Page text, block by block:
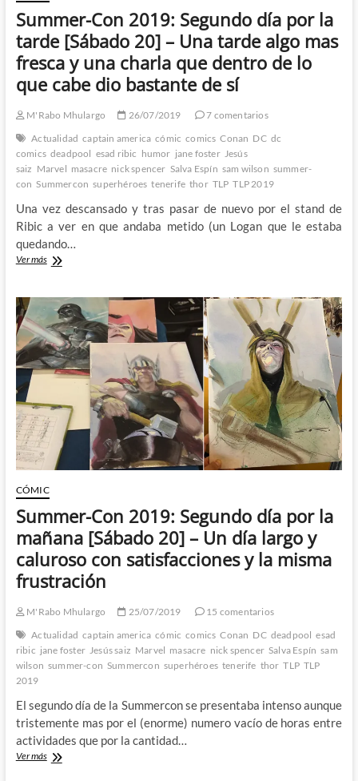
Summer-Con 2019: Segundo día por la
tarde [Sábado 20] – Una tarde algo mas
fresca y una charla que dentro de lo
que cabe dio bastante de sí
M'Rabo Mhulargo 26/07/2019
7 comentarios
Actualidad captain america cómic comics Conan DC dc
comics deadpool esad ribic humor jane foster Jesús
saiz Marvel masacre nick spencer Salva Espín sam wilson summer-
con Summercon superhéroes tenerife thor TLP TLP 2019
Una vez descansado y tras pasar de nuevo por el stand de
Ribic a ver en que andaba metido (un Logan que le estaba
quedando…
Ver másSummer-
Segundo
día
por
la
tarde
[Sábado
–
Una
tarde
algo
mas
y
charla
que
dentro
de
lo
que
dio
bastante
de
sí
CÓMIC
Summer-Con 2019: Segundo día por la
mañana [Sábado 20] – Un día largo y
caluroso con satisfacciones y la misma
frustración
M'Rabo Mhulargo 25/07/2019
15 comentarios
Actualidad captain america cómic comics Conan DC deadpool esad
ribic jane foster Jesús saiz Marvel masacre nick spencer Salva Espín sam
wilson summer-con Summercon superhéroes tenerife thor TLP TLP
2019
El segundo día de la Summercon se presentaba intenso aunque
tristemente mas por el (enorme) numero vacío de horas entre
actividades que por la cantidad…
Ver másSummer-